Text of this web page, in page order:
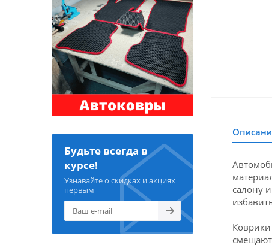
Будьте всегда в
курсе!
Узнавайте о скидках и акциях
первым
салону